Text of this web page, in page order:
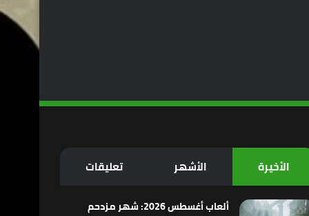
الأخيرة الأشهر تعليقات
ألعاب أغسطس 2026: شهر مزدحم